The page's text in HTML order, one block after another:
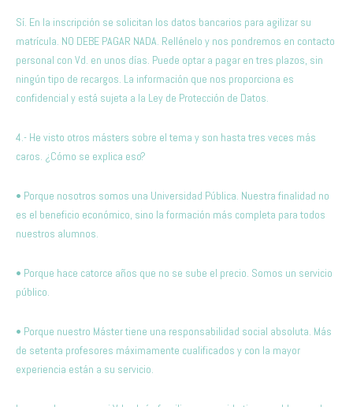
Sí. En la inscripción se solicitan los datos bancarios para agilizar su
matrícula. NO DEBE PAGAR NADA. Rellénelo y nos pondremos en contacto
personal con Vd. en unos días. Puede optar a pagar en tres plazos, sin
ningún tipo de recargos. La información que nos proporciona es
confidencial y está sujeta a la Ley de Protección de Datos.
4.- He visto otros másters sobre el tema y son hasta tres veces más
caros. ¿Cómo se explica eso?
• Porque nosotros somos una Universidad Pública. Nuestra finalidad no
es el beneficio económico, sino la formación más completa para todos
nuestros alumnos.
• Porque hace catorce años que no se sube el precio. Somos un servicio
público.
• Porque nuestro Máster tiene una responsabilidad social absoluta. Más
de setenta profesores máximamente cualificados y con la mayor
experiencia están a su servicio.